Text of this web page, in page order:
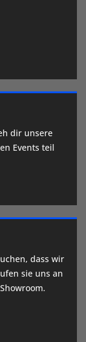
dir unsere
Events teil
dass wir
sie uns an